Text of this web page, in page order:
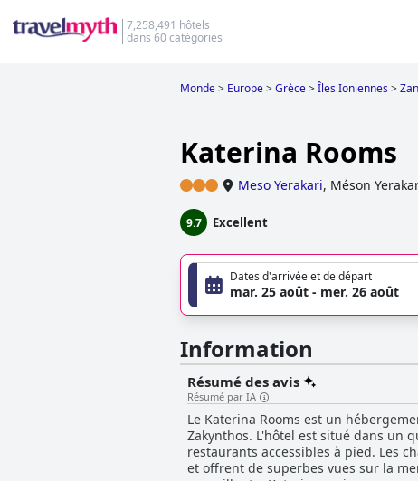
7,258,491 hôtels
dans 60 catégories
Monde> Europe>Grèce>Îles Ioniennes>
Katerina Rooms
Meso Yerakari, Méson
9.7 Excellent
Dates d'arrivée et de départ
mar. 25 août - mer. 26 août
Information
Résumé des avis
Résumé par IA
Le Katerina Rooms est un
Zakynthos. L'hôtel est situé dans un
restaurants accessibles à pied. Les
et offrent de superbes vues sur la